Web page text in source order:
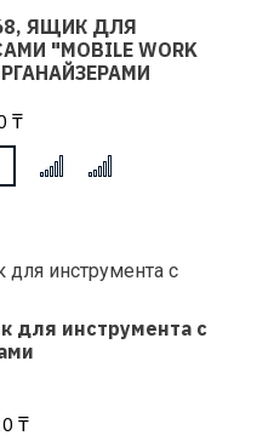
ЯЩИК ДЛЯ
"MOBILE WORK
₸
для инструмента с
₸